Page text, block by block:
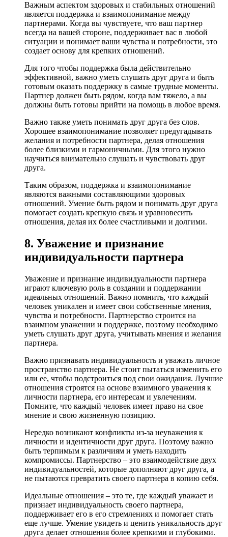
Важным аспектом здоровых и стабильных отношений
является поддержка и взаимопонимание между
партнерами. Когда вы чувствуете, что ваш партнер
всегда на вашей стороне, поддерживает вас в любой
ситуации и понимает ваши чувства и потребности, это
создает основу для крепких отношений.
Для того чтобы поддержка была действительно
эффективной, важно уметь слушать друг друга и быть
готовым оказать поддержку в самые трудные моменты.
Партнер должен быть рядом, когда вам тяжело, а вы
должны быть готовы прийти на помощь в любое время.
Важно также уметь понимать друг друга без слов.
Хорошее взаимопонимание позволяет предугадывать
желания и потребности партнера, делая отношения
более близкими и гармоничными. Для этого нужно
научиться внимательно слушать и чувствовать друг
друга.
Таким образом, поддержка и взаимопонимание
являются важными составляющими здоровых
отношений. Умение быть рядом и понимать друг друга
помогает создать крепкую связь и уравновесить
отношения, делая их более счастливыми и долгими.
8. Уважение и признание
индивидуальности партнера
Уважение и признание индивидуальности партнера
играют ключевую роль в создании и поддержании
идеальных отношений. Важно помнить, что каждый
человек уникален и имеет свои собственные мнения,
чувства и потребности. Партнерство строится на
взаимном уважении и поддержке, поэтому необходимо
уметь слушать друг друга, учитывать мнения и желания
партнера.
Важно признавать индивидуальность и уважать личное
пространство партнера. Не стоит пытаться изменить его
или ее, чтобы подстроиться под свои ожидания. Лучшие
отношения строятся на основе взаимного уважения к
личности партнера, его интересам и увлечениям.
Помните, что каждый человек имеет право на свое
мнение и свою жизненную позицию.
Нередко возникают конфликты из-за неуважения к
личности и идентичности друг друга. Поэтому важно
быть терпимым к различиям и уметь находить
компромиссы. Партнерство – это взаимодействие двух
индивидуальностей, которые дополняют друг друга, а
не пытаются превратить своего партнера в копию себя.
Идеальные отношения – это те, где каждый уважает и
признает индивидуальность своего партнера,
поддерживает его в его стремлениях и помогает стать
еще лучше. Умение увидеть и ценить уникальность друг
друга делает отношения более крепкими и глубокими.